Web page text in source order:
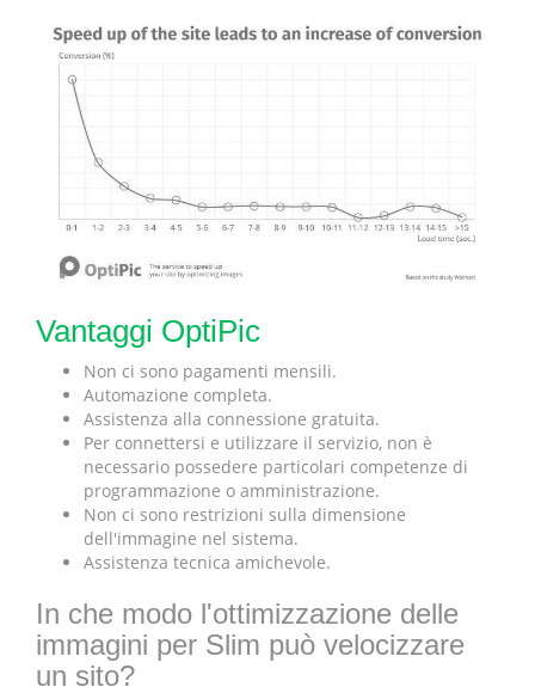
Vantaggi OptiPic
Non ci sono pagamenti mensili.
Automazione completa.
Assistenza alla connessione gratuita.
Per connettersi e utilizzare il servizio, non è
necessario possedere particolari competenze di
programmazione o amministrazione.
Non ci sono restrizioni sulla dimensione
dell'immagine nel sistema.
Assistenza tecnica amichevole.
In che modo l'ottimizzazione delle
immagini per Slim può velocizzare
un sito?